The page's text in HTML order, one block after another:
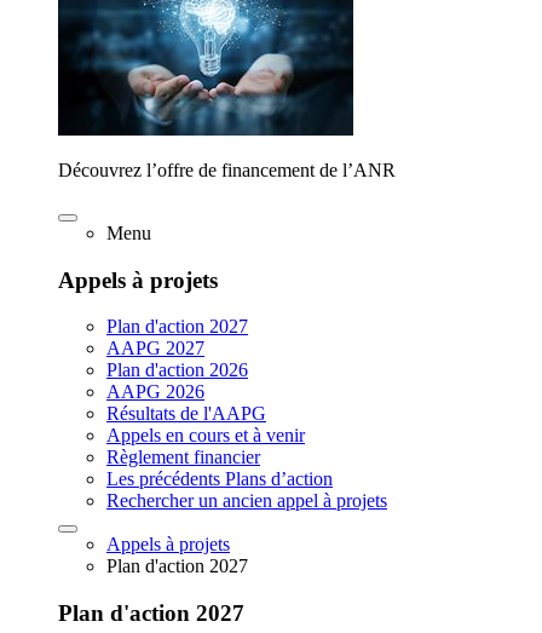
Découvrez l’offre de financement de l’ANR
Menu
Appels à projets
Plan d'action 2027
AAPG 2027
Plan d'action 2026
AAPG 2026
Résultats de l'AAPG
Appels en cours et à venir
Règlement financier
Les précédents Plans d’action
Rechercher un ancien appel à projets
Appels à projets
Plan d'action 2027
Plan d'action 2027